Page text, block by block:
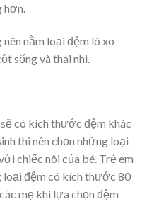
hơn.
nằm loại đệm lò xo
sống và thai nhi.
có kích thước đệm khác
thì nên chọn những loại
chiếc nôi của bé. Trẻ em
loại đệm có kích thước 80
mẹ khi lựa chọn đệm